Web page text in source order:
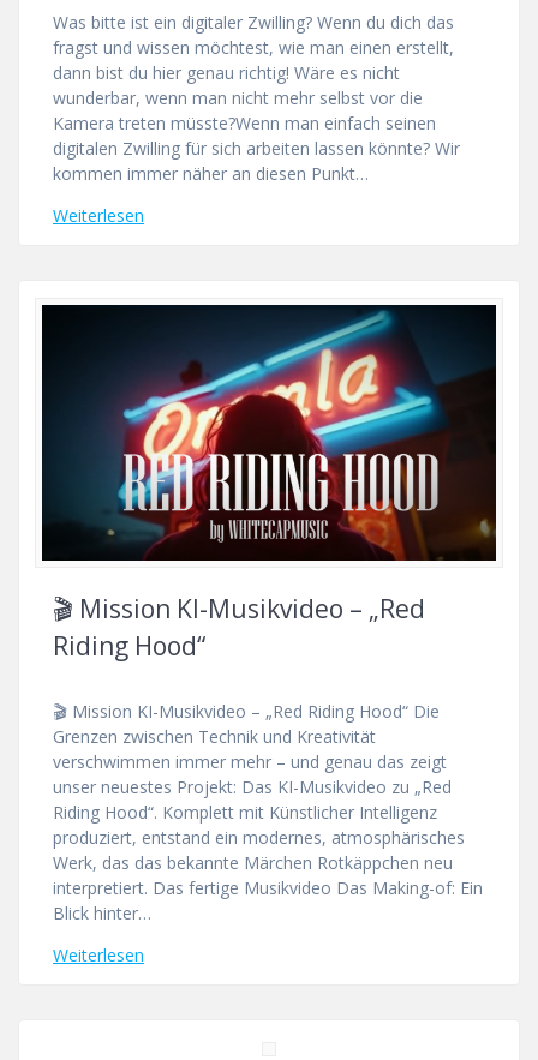
Was bitte ist ein digitaler Zwilling? Wenn du dich das
fragst und wissen möchtest, wie man einen erstellt,
dann bist du hier genau richtig! Wäre es nicht
wunderbar, wenn man nicht mehr selbst vor die
Kamera treten müsste?Wenn man einfach seinen
digitalen Zwilling für sich arbeiten lassen könnte? Wir
kommen immer näher an diesen Punkt…
Weiterlesen
🎬 Mission KI-Musikvideo – „Red
Riding Hood“
🎬 Mission KI-Musikvideo – „Red Riding Hood“ Die
Grenzen zwischen Technik und Kreativität
verschwimmen immer mehr – und genau das zeigt
unser neuestes Projekt: Das KI-Musikvideo zu „Red
Riding Hood“. Komplett mit Künstlicher Intelligenz
produziert, entstand ein modernes, atmosphärisches
Werk, das das bekannte Märchen Rotkäppchen neu
interpretiert. Das fertige Musikvideo Das Making-of: Ein
Blick hinter…
Weiterlesen